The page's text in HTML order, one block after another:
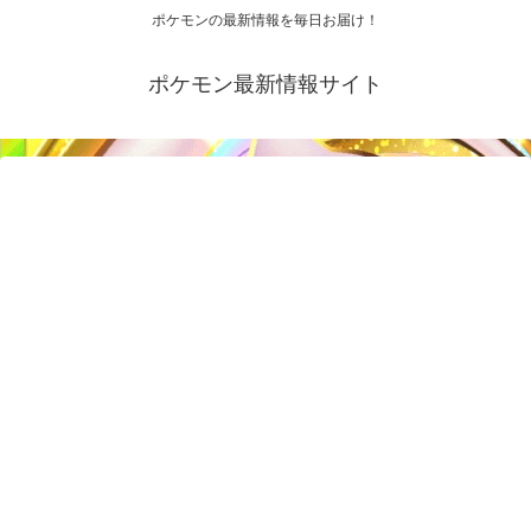
ポケモンの最新情報を毎日お届け！
ポケモン最新情報サイト